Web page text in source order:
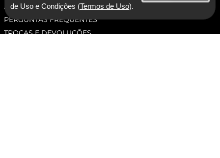
ASSESSORIA DE IMPRENSA
PERGUNTAS FREQUENTES
TROCAS E DEVOLUÇÕES
de Uso e Condições (Termos de Uso).